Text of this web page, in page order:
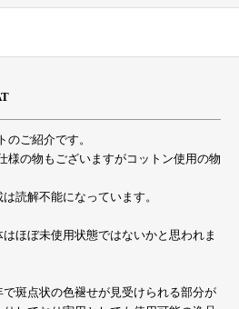
のご紹介です。
様の物もございますがコットン使用の物
読解不能になっています。
ほぼ未使用状態ではないかと思われま
斑点状の色褪せが見受けられる部分が